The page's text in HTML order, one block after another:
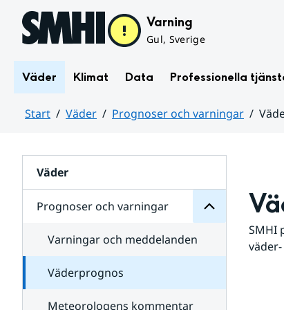
Hoppa till sidans innehåll Varning
Gul, Sverige
Väder Klimat Data Professionella
Start Väder Prognoser och varningar
Väder
Prognoser och varningar
för
varningar
Varningar och meddelanden
Väderprognos
Meteorologens kommentar
SMHI